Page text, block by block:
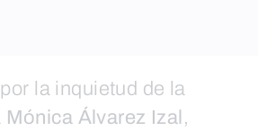
la inquietud de la
Mónica Álvarez Izal ,